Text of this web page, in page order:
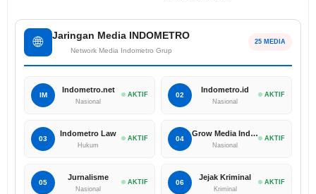
🌐 Jaringan Media INDOMETRO
Network Media Indometro Grup
25 MEDIA
IM
Indometro.net
Nasional
AKTIF 02
Indometro.id
Nasional
AKTIF
03
Indometro Law
Hukum
AKTIF 04
Grow Media Indonesia
Nasional
AKTIF
05
Jurnalisme
Nasional
AKTIF 06
Jejak Kriminal
Kriminal
AKTIF